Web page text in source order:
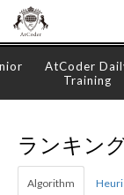
AtCoder
Training
ランキン
Algorithm